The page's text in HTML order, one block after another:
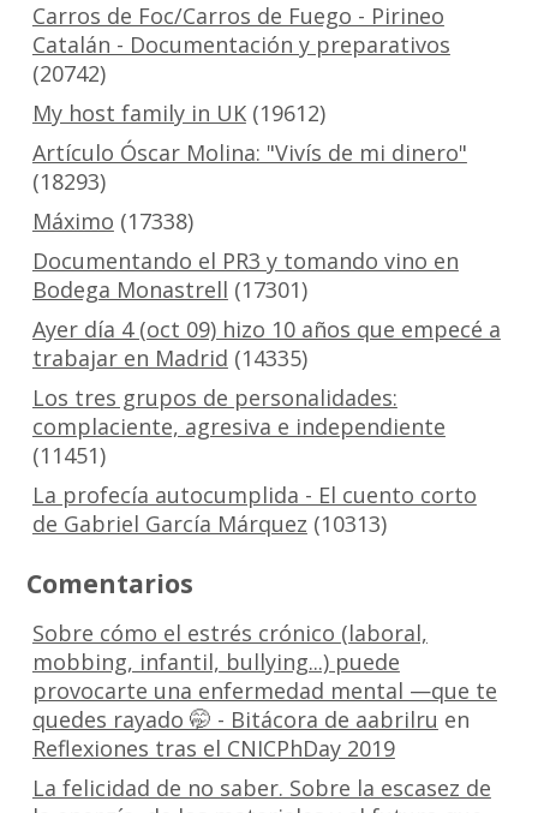
Carros de Foc/Carros de Fuego - Pirineo
Catalán - Documentación y preparativos
(20742)
My host family in UK(19612)
Artículo Óscar Molina: "Vivís de mi dinero"
(18293)
Máximo (17338)
Documentando el PR3 y tomando vino en
Bodega Monastrell (17301)
Ayer día 4 (oct 09) hizo 10 años que empecé a
trabajar en Madrid (14335)
Los tres grupos de personalidades:
complaciente, agresiva e independiente
(11451)
La profecía autocumplida - El cuento corto
de Gabriel García Márquez (10313)
Comentarios
Sobre cómo el estrés crónico (laboral,
mobbing, infantil, bullying...) puede
provocarte una enfermedad mental —que te
quedes rayado 🤭 - Bitácora de aabrilru en
Reflexiones tras el CNICPhDay 2019
La felicidad de no saber. Sobre la escasez de